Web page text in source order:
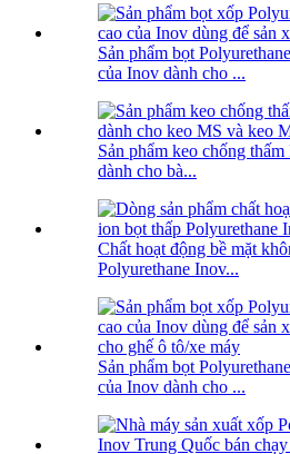
Sản phẩm bọt
của Inov dành cho ...
Sản phẩm keo chống
dành cho bà...
Chất hoạt động bề mặt
Polyurethane Inov...
Sản phẩm bọt
của Inov dành cho ...